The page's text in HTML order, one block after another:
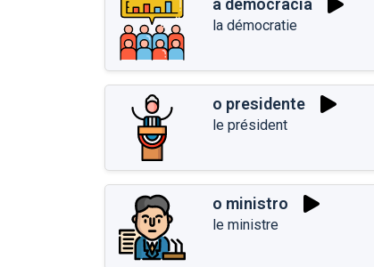
a democracia
la démocratie
o presidente
le président
o ministro
le ministre